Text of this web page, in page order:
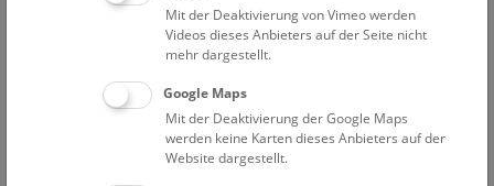
Am Eiszeitgang spannt die Künstlerin Elisabeth von
Samsonow bis 04.10.2020 mit drei großformatigen
Fotografien und zwei Collagen einen Bogen von der Frau
in der Löss-Landschaft bis hin zur Venus von Willendorf.
Ihre performative Installation wurde von Felicitas Thun-
Hohenstein kuratiert. Angetan mit einem Graskleid und
Mit der Deaktivierung von Vimeo werden
Videos dieses Anbieters auf der Seite nicht
mehr dargestellt.
Google Maps
Mit der Deaktivierung der Google Maps
werden keine Karten dieses Anbieters auf der
Website dargestellt.